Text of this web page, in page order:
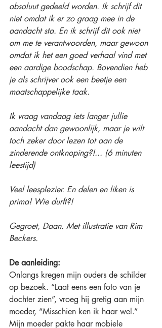
absoluut gedeeld worden. Ik schrijf dit
niet omdat ik er zo graag mee in de
aandacht sta. En ik schrijf dit ook niet
om me te verantwoorden, maar gewoon
omdat ik het een goed verhaal vind met
een aardige boodschap. Bovendien heb
je als schrijver ook een beetje een
maatschappelijke taak.
Ik vraag vandaag iets langer jullie
aandacht dan gewoonlijk, maar je wilt
toch zeker door lezen tot aan de
zinderende ontknoping?!... (6 minuten
leestijd)
Veel leesplezier. En delen en liken is
prima! Wie durft?!
Gegroet, Daan. Met illustratie van Rim
Beckers.
De aanleiding:
Onlangs kregen mijn ouders de schilder
op bezoek. “Laat eens een foto van je
dochter zien”, vroeg hij gretig aan mijn
moeder, “Misschien ken ik haar wel.”
Mijn moeder pakte haar mobiele